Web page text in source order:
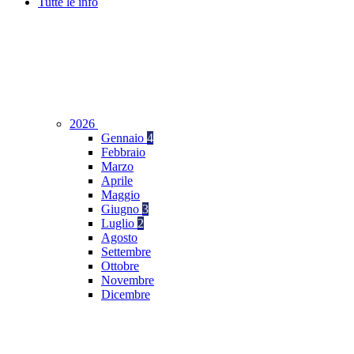
2026
Gennaio 4
Febbraio
Marzo
Aprile
Maggio
Giugno 3
Luglio 2
Agosto
Settembre
Ottobre
Novembre
Dicembre